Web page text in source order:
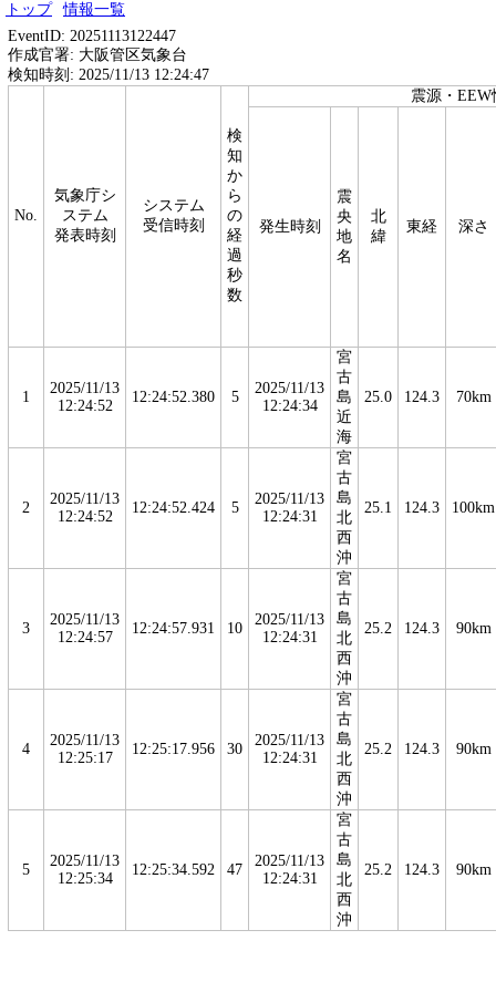
トップ
情報一覧
EventID: 20251113122447
作成官署: 大阪管区気象台
検知時刻: 2025/11/13 12:24:47
No.
気象庁シ
ステム
発表時刻
システム
受信時刻
検
知
か
ら
の
経
過
秒
数
震源・EEW
発生時刻
震
央
地
名
北
緯
東経 深さ
1
2025/11/13
12:24:52
12:24:52.380 5
2025/11/13
12:24:34
宮
古
島
近
海
25.0 124.3 70km
2
2025/11/13
12:24:52
12:24:52.424 5
2025/11/13
12:24:31
宮
古
島
北
西
沖
25.1 124.3 100km
3
2025/11/13
12:24:57
12:24:57.931 10
2025/11/13
12:24:31
宮
古
島
北
西
沖
25.2 124.3 90km
4
2025/11/13
12:25:17
12:25:17.956 30
2025/11/13
12:24:31
宮
古
島
北
西
沖
25.2 124.3 90km
5
2025/11/13
12:25:34
12:25:34.592 47
2025/11/13
12:24:31
宮
古
島
北
西
沖
25.2 124.3 90km